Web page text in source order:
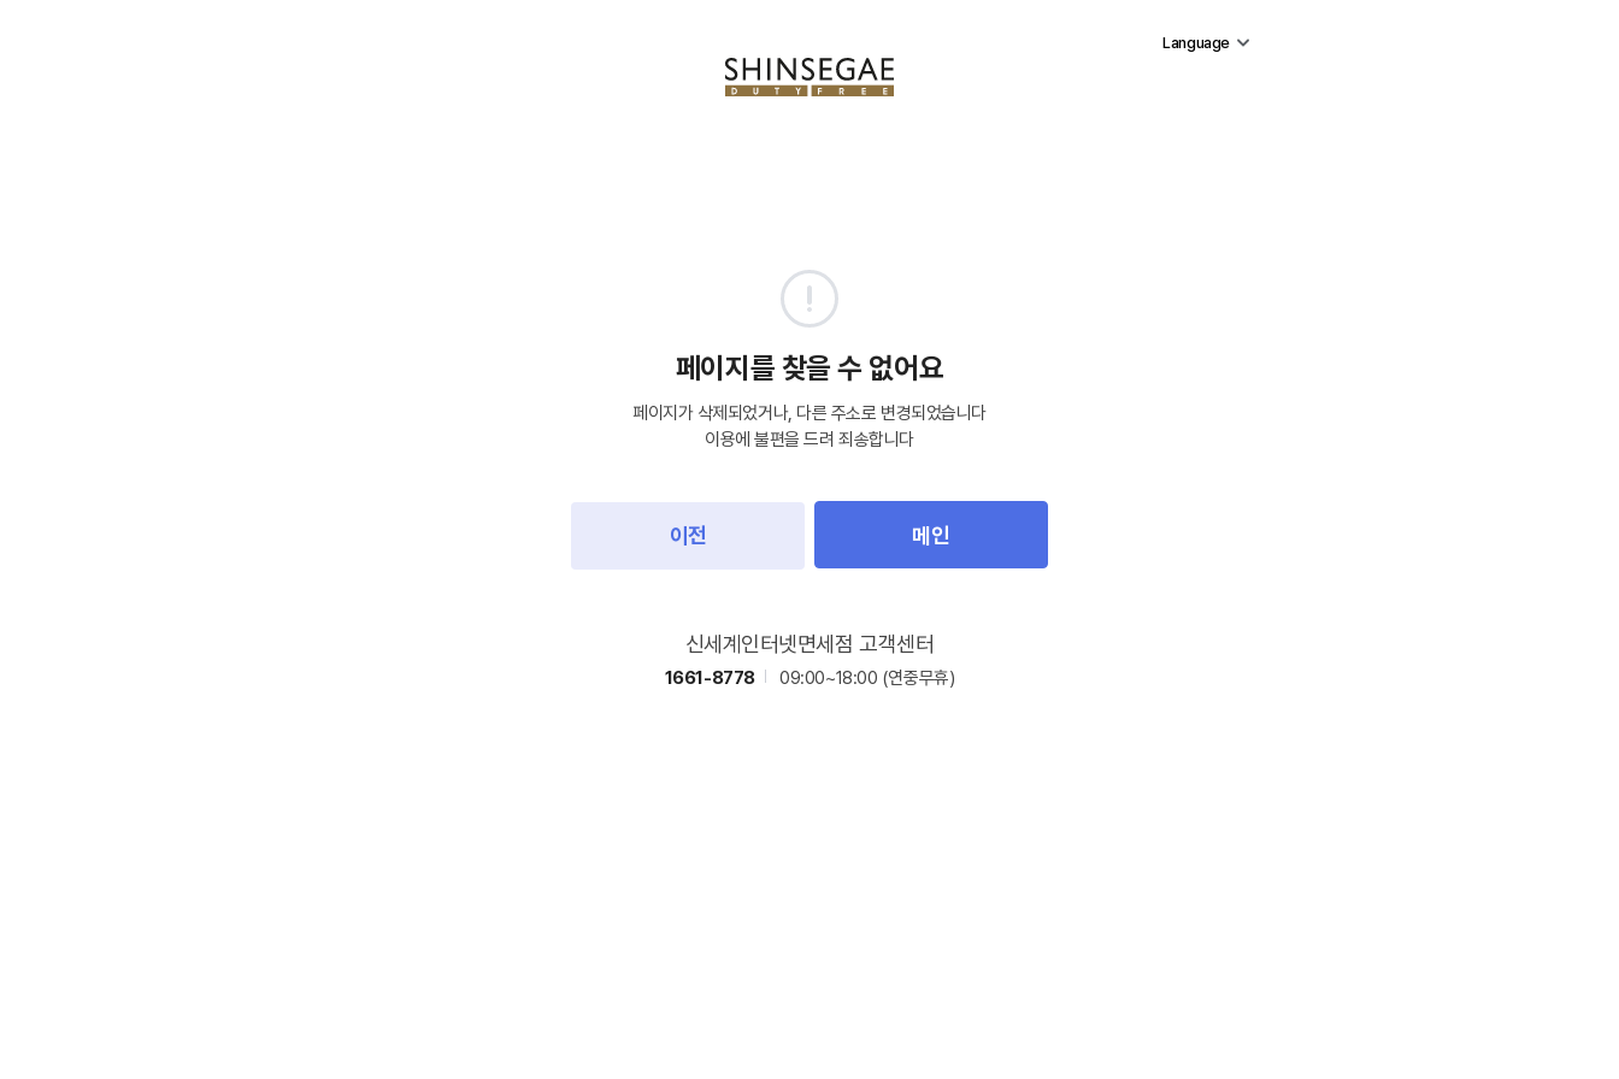
Language
페이지를 찾을 수 없어요
페이지가 삭제되었거나, 다른 주소로 변경되었습니다
이용에 불편을 드려 죄송합니다
이전 메인
신세계인터넷면세점 고객센터
1661-8778 09:00~18:00 (연중무휴)